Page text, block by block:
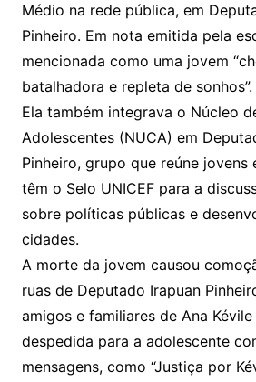
Médio na rede pública, em
Pinheiro. Em nota emitida pela
mencionada como uma jovem
batalhadora e repleta de sonhos”.
Ela também integrava o Núcleo
Adolescentes (NUCA) em
Pinheiro, grupo que reúne jovens
têm o Selo UNICEF para a
sobre políticas públicas e
cidades.
A morte da jovem causou
ruas de Deputado Irapuan
amigos e familiares de Ana
despedida para a adolescente
mensagens, como “Justiça por